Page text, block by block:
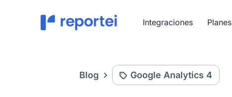
Integraciones Planes
Blog Google Analytics 4